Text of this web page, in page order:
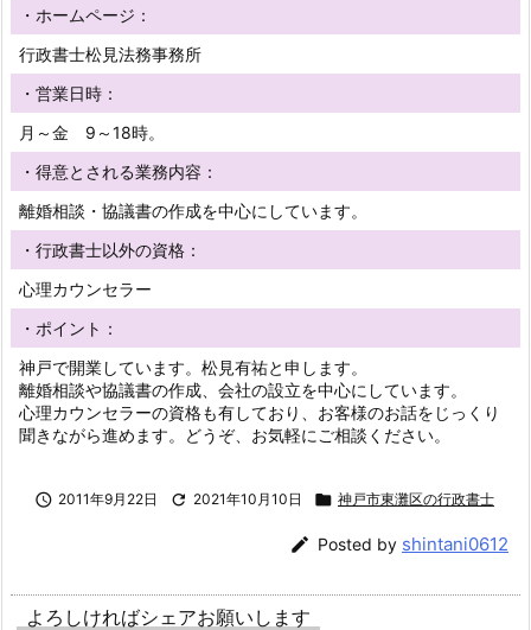
・ホームページ：
行政書士松見法務事務所
・営業日時：
月～金 9～18時。
・得意とされる業務内容：
離婚相談・協議書の作成を中心にしています。
・行政書士以外の資格：
心理カウンセラー
・ポイント：
神戸で開業しています。松見有祐と申します。
離婚相談や協議書の作成、会社の設立を中心にしています。
心理カウンセラーの資格も有しており、お客様のお話をじっくり
聞きながら進めます。どうぞ、お気軽にご相談ください。
 2011年9月22日  2021年10月10日  神戸市東灘区の行政書士
 Posted by shintani0612
よろしければシェアお願いします